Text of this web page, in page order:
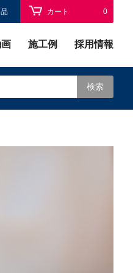
カート 0
施工例 採用情報
検索